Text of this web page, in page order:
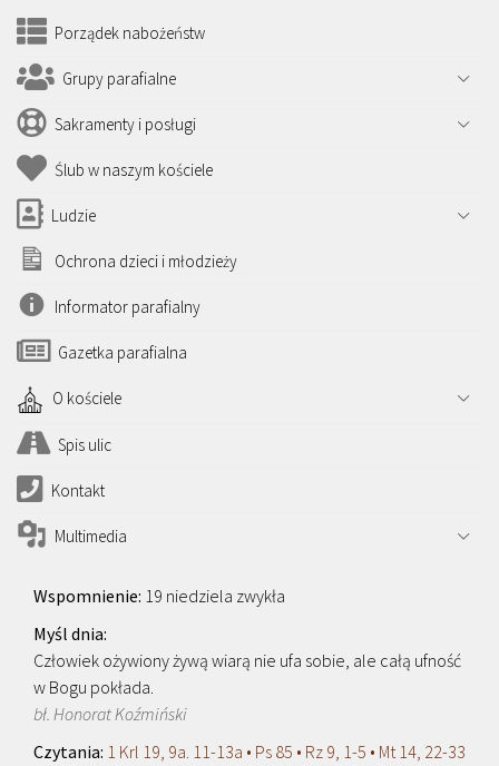
Porządek nabożeństw
Grupy parafialne
Sakramenty i posługi
Ślub w naszym kościele
Ludzie
Ochrona dzieci i młodzieży
Informator parafialny
Gazetka parafialna
O kościele
Spis ulic
Kontakt
Multimedia
19 niedziela zwykła
Człowiek ożywiony żywą wiarą nie ufa sobie, ale całą ufność
w Bogu pokłada.
bł. Honorat Koźmiński
1 Krl 19, 9a. 11-13a • Ps 85 • Rz 9, 1-5 • Mt 14, 22-33